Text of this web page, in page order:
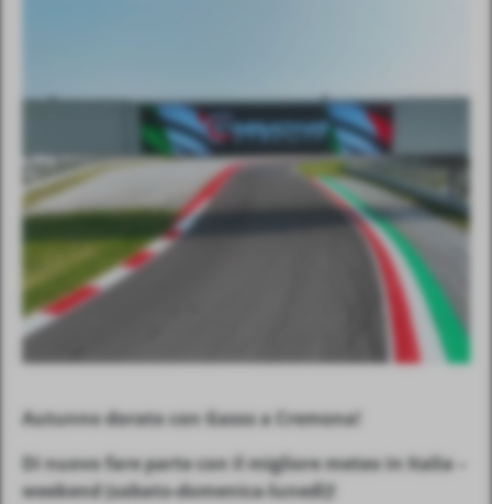
Autunno dorato con Gasss a Cremona!
Di nuovo fare parte con il migliore meteo in Italia –
weekend (sabato-domenica-lunedì)!